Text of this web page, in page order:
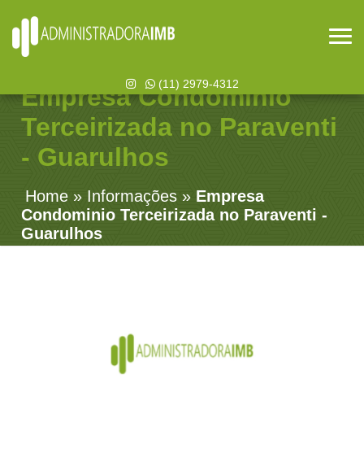
(11) 2979-4312
Empresa Condominio
Terceirizada no Paraventi
- Guarulhos
Home » Informações » Empresa
Condominio Terceirizada no Paraventi -
Guarulhos